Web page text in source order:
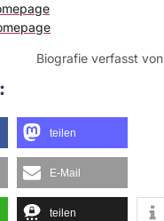
Biografie verfasst von
teilen
E-Mail
teilen